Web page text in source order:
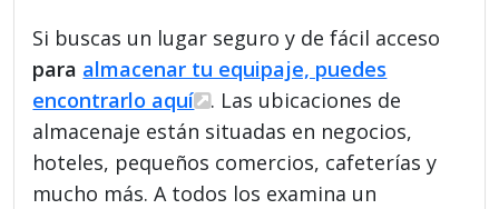
Si buscas un lugar seguro y de fácil acceso
para almacenar tu equipaje, puedes
encontrarlo aquí
. Las ubicaciones de
almacenaje están situadas en negocios,
hoteles, pequeños comercios, cafeterías y
mucho más. A todos los examina un